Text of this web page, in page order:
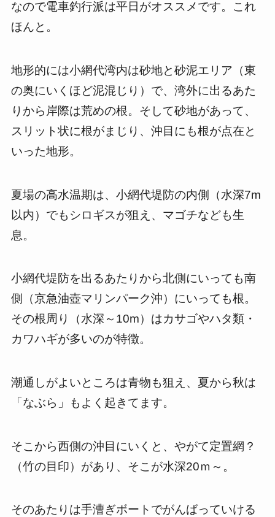
なので電車釣行派は平日がオススメです。これ
ほんと。
地形的には小網代湾内は砂地と砂泥エリア（東
の奥にいくほど泥混じり）で、湾外に出るあた
りから岸際は荒めの根。そして砂地があって、
スリット状に根がまじり、沖目にも根が点在と
いった地形。
夏場の高水温期は、小網代堤防の内側（水深7m
以内）でもシロギスが狙え、マゴチなども生
息。
小網代堤防を出るあたりから北側にいっても南
側（京急油壺マリンパーク沖）にいっても根。
その根周り（水深～10m）はカサゴやハタ類・
カワハギが多いのが特徴。
潮通しがよいところは青物も狙え、夏から秋は
「なぶら」もよく起きてます。
そこから西側の沖目にいくと、やがて定置網？
（竹の目印）があり、そこが水深20ｍ～。
そのあたりは手漕ぎボートでがんばっていける